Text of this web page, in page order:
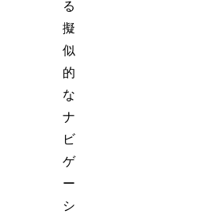
る
擬
似
的
な
ナ
ビ
ゲ
ー
シ